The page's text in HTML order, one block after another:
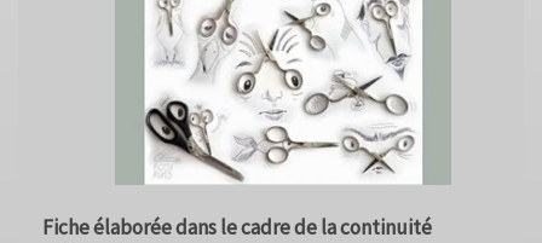
Fiche élaborée dans le cadre de la continuité